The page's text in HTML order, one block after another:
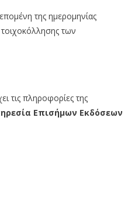
της ημερομηνίας
των
τις πληροφορίες της
Επισήμων Εκδόσεων